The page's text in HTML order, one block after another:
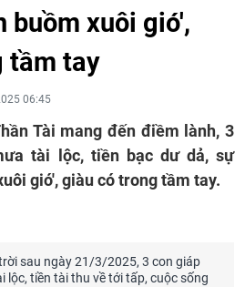
buồm xuôi gió',
tầm tay
06:45
Tài mang đến điềm lành, 3
tài lộc, tiền bạc dư dả, sự
gió', giàu có trong tầm tay.
sau ngày 21/3/2025, 3 con giáp
lộc, tiền tài thu về tới tấp, cuộc sống